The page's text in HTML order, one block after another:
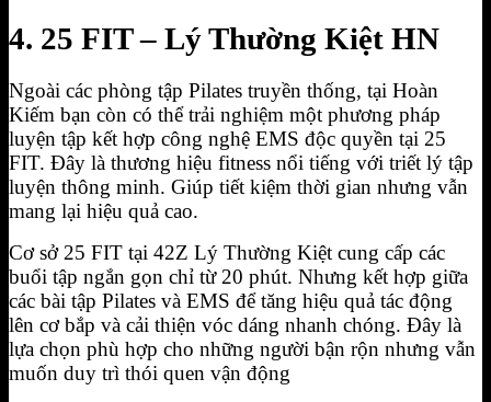
4. 25 FIT – Lý Thường Kiệt HN
Ngoài các phòng tập Pilates truyền thống, tại Hoàn
Kiếm bạn còn có thể trải nghiệm một phương pháp
luyện tập kết hợp công nghệ EMS độc quyền tại 25
FIT. Đây là thương hiệu fitness nổi tiếng với triết lý tập
luyện thông minh. Giúp tiết kiệm thời gian nhưng vẫn
mang lại hiệu quả cao.
Cơ sở 25 FIT tại 42Z Lý Thường Kiệt cung cấp các
buổi tập ngắn gọn chỉ từ 20 phút. Nhưng kết hợp giữa
các bài tập Pilates và EMS để tăng hiệu quả tác động
lên cơ bắp và cải thiện vóc dáng nhanh chóng. Đây là
lựa chọn phù hợp cho những người bận rộn nhưng vẫn
muốn duy trì thói quen vận động